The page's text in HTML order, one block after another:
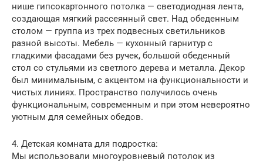
нише гипсокартонного потолка — светодиодная лента,
создающая мягкий рассеянный свет. Над обеденным
столом — группа из трех подвесных светильников
разной высоты. Мебель — кухонный гарнитур с
гладкими фасадами без ручек, большой обеденный
стол со стульями из светлого дерева и металла. Декор
был минимальным, с акцентом на функциональности и
чистых линиях. Пространство получилось очень
функциональным, современным и при этом невероятно
уютным для семейных обедов.
4. Детская комната для подростка:
Мы использовали многоуровневый потолок из